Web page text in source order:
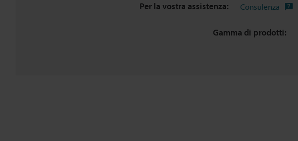
Per la vostra assistenza: Consulenza
Gamma di prodotti: